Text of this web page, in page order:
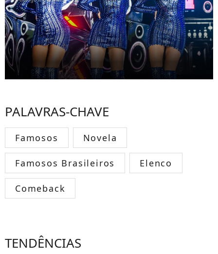
PALAVRAS-CHAVE
Famosos Novela
Famosos Brasileiros Elenco
Comeback
TENDÊNCIAS